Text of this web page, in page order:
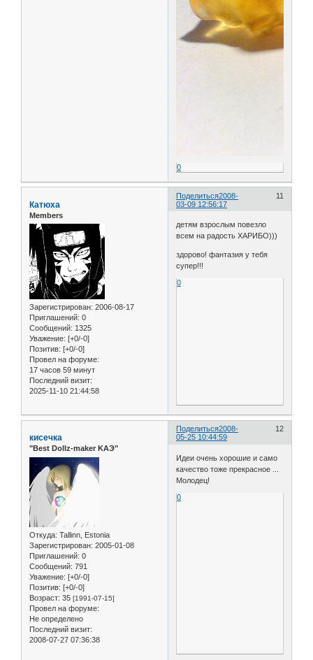
0
Поделиться 11
2008-
03-09 12:56:17
Катюха
Members
Зарегистрирован: 2006-08-17
Приглашений: 0
Сообщений: 1325
Уважение: [+0/-0]
Позитив: [+0/-0]
Провел на форуме:
17 часов 59 минут
Последний визит:
2025-11-10 21:44:58
детям взрослым повезло
всем на радость ХАРИБО)))
здорово! фантазия у тебя
супер!!!
0
Поделиться 12
2008-
05-25 10:44:59
кисечка
"Best Dollz-maker KAЭ"
Откуда: Tallinn, Estonia
Зарегистрирован: 2005-01-08
Приглашений: 0
Сообщений: 791
Уважение: [+0/-0]
Позитив: [+0/-0]
Возраст: 35 [1991-07-15]
Провел на форуме:
Не определено
Последний визит:
2008-07-27 07:36:38
Идеи очень хорошие и само
качество тоже прекрасное ...
Молодец!
0